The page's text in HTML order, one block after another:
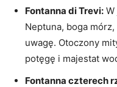
Fontanna di Trevi:
Neptuna, boga
uwagę. Otoczony
potęgę i majestat
Fontanna czterech